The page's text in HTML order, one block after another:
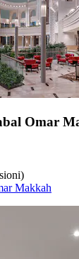
Omar
Makkah